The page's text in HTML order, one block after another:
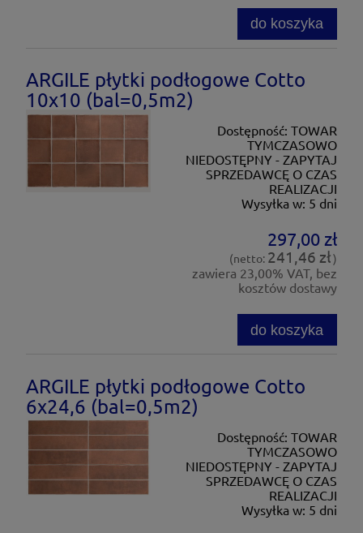
do koszyka
ARGILE płytki podłogowe Cotto
10x10 (bal=0,5m2)
Dostępność: TOWAR
TYMCZASOWO
NIEDOSTĘPNY - ZAPYTAJ
SPRZEDAWCĘ O CZAS
REALIZACJI
Wysyłka w: 5 dni
297,00 zł
(netto: 241,46 zł)
zawiera 23,00% VAT, bez
kosztów dostawy
do koszyka
ARGILE płytki podłogowe Cotto
6x24,6 (bal=0,5m2)
Dostępność: TOWAR
TYMCZASOWO
NIEDOSTĘPNY - ZAPYTAJ
SPRZEDAWCĘ O CZAS
REALIZACJI
Wysyłka w: 5 dni